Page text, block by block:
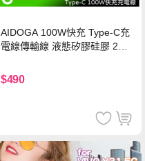
AIDOGA 100W快充 Type-C充
電線傳輸線 液態矽膠硅膠 2M
$490